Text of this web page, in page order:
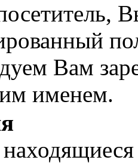
Вам
именем.